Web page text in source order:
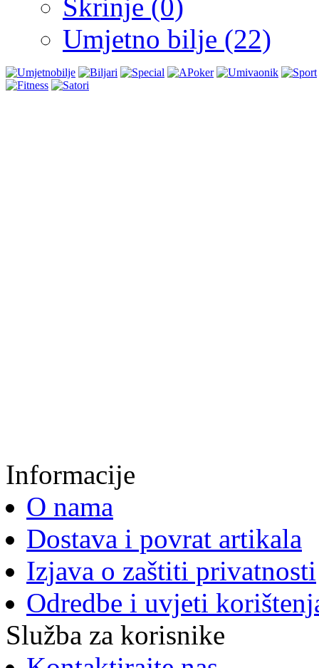
Škrinje (0)
Umjetno bilje (22)
Informacije
O nama
Dostava i povrat artikala
Izjava o zaštiti privatnosti
Odredbe i uvjeti
Služba za korisnike